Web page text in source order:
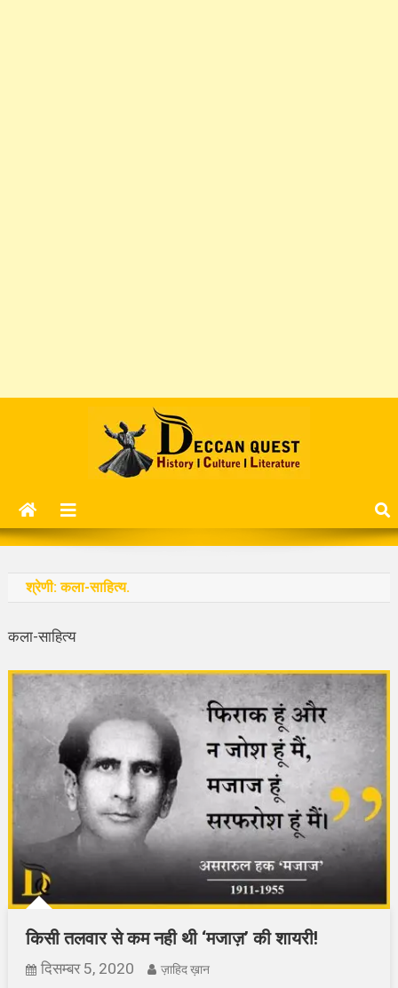
Deccan Quest
श्रेणी:कला-साहित्य.
कला-साहित्य
किसी तलवार से कम नही थी ‘मजाज़’ की शायरी!
दिसम्बर 5, 2020 ज़ाहिद ख़ान